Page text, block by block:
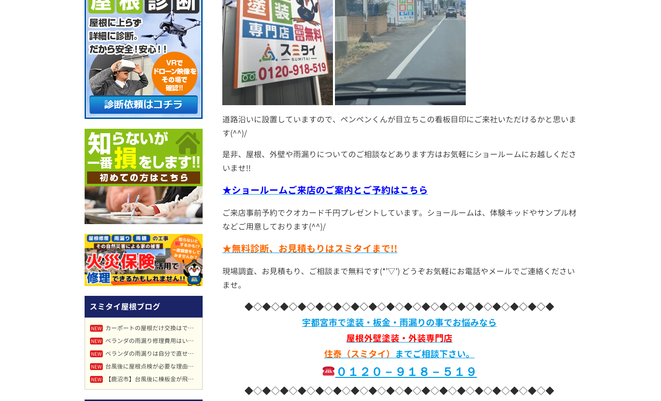
道路沿いに設置していますので、ペンペンくんが目立ちこの看板目印にご来社いただけるかと思いま
す(^^)/
是非、屋根、外壁や雨漏りについてのご相談などあります方はお気軽にショールームにお越しくださ
いませ!!
★ショールームご来店のご案内とご予約はこちら
ご来店事前予約でクオカード千円プレゼントしています。ショールームは、体験キッドやサンプル材
などご用意しております(^^)/
★無料診断、お見積もりはスミタイまで!!
現場調査、お見積もり、ご相談まで無料です(*’▽’) どうぞお気軽にお電話やメールでご連絡ください
ませ。
◆◇◆◇◆◇◆◇◆◇◆◇◆◇◆◇◆◇◆◇◆◇◆◇◆◇◆◇◆◇◆◇◆◇◆
宇都宮市で塗装・板金・雨漏りの事でお悩みなら
屋根外壁塗装・外装専門店
住泰（スミタイ） までご相談下さい。
０１２０－９１８－５１９
◆◇◆◇◆◇◆◇◆◇◆◇◆◇◆◇◆◇◆◇◆◇◆◇◆◇◆◇◆◇◆◇◆◇◆
スミタイ屋根ブログ
NEW カーポートの屋根だけ交換はできる？費用・DIY・交換できないケースまで解説
NEW ベランダの雨漏り修理費用はいくら？原因・相場・安く抑える方法を解説
NEW ベランダの雨漏りは自分で直せる？原因・修理方法・業者判断まで徹底解説
NEW 台風後に屋根点検が必要な理由｜雨漏りや屋根被害を防ぐために早めの点検がおすすめ
NEW 【鹿沼市】台風後に棟板金が飛散！屋根の剥がれ被害を現場調査｜放置は雨漏りや飛散事故の原因に